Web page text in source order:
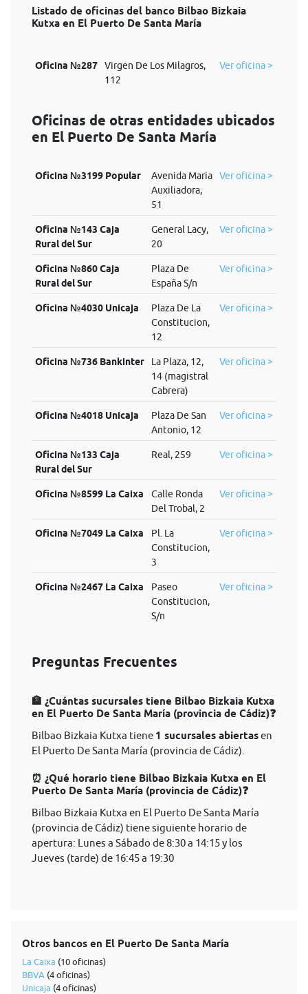
Listado de oficinas del banco Bilbao Bizkaia
Kutxa en El Puerto De Santa María
Oficina №287
Virgen De Los Milagros,
112
Ver oficina >
Oficinas de otras entidades ubicados
en El Puerto De Santa María
Oficina №3199 Popular
Avenida Maria
Auxiliadora,
51
Ver oficina >
Oficina №143 Caja
Rural del Sur
General Lacy,
20
Ver oficina >
Oficina №860 Caja
Rural del Sur
Plaza De
España S/n
Ver oficina >
Oficina №4030 Unicaja
Plaza De La
Constitucion,
12
Ver oficina >
Oficina №736 Bankinter
La Plaza, 12,
14 (magistral
Cabrera)
Ver oficina >
Oficina №4018 Unicaja
Plaza De San
Antonio, 12
Ver oficina >
Oficina №133 Caja
Rural del Sur
Real, 259 Ver oficina >
Oficina №8599 La Caixa
Calle Ronda
Del Trobal, 2
Ver oficina >
Oficina №7049 La Caixa
Pl. La
Constitucion,
3
Ver oficina >
Oficina №2467 La Caixa
Paseo
Constitucion,
S/n
Ver oficina >
Preguntas Frecuentes
🏦 ¿Cuántas sucursales tiene Bilbao Bizkaia Kutxa
en El Puerto De Santa María (provincia de Cádiz)❓
Bilbao Bizkaia Kutxa tiene 1 sucursales abiertasen
El Puerto De Santa María (provincia de Cádiz).
⏰ ¿Qué horario tiene Bilbao Bizkaia Kutxa en El
Puerto De Santa María (provincia de Cádiz)❓
Bilbao Bizkaia Kutxa en El Puerto De Santa María
(provincia de Cádiz) tiene siguiente horario de
apertura: Lunes a Sábado de 8:30 a 14:15 y los
Jueves (tarde) de 16:45 a 19:30
Otros bancos en El Puerto De Santa María
La Caixa (10 oficinas)
BBVA (4 oficinas)
Unicaja (4 oficinas)